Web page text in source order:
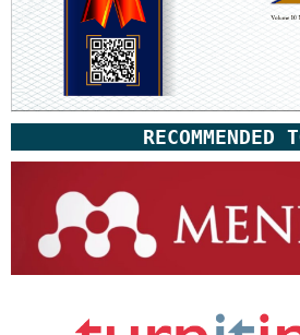
RECOMMENDED